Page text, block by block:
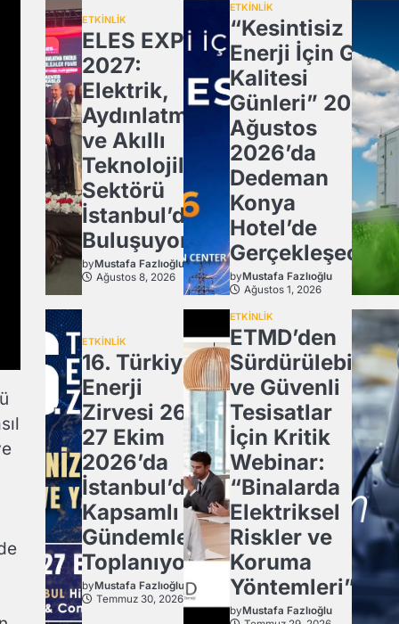
ETKİNLİK
ELES EXPO
2027:
Elektrik,
Aydınlatma
ve Akıllı
Teknolojiler
Sektörü
İstanbul’da
Buluşuyor!
byMustafa Fazlıoğlu
Ağustos 8, 2026
ETKİNLİK
“Kesintisiz
Enerji İçin Güç
Kalitesi
Günleri” 20
Ağustos
2026’da
Dedeman
Konya
Hotel’de
Gerçekleşecek
byMustafa Fazlıoğlu
Ağustos 1, 2026
ETKİNLİK
16. Türkiye
Enerji
Zirvesi 26-
27 Ekim
2026’da
İstanbul’da
Kapsamlı
Gündemle
Toplanıyor.
byMustafa Fazlıoğlu
Temmuz 30, 2026
ETKİNLİK
ETMD’den
Sürdürülebilir
ve Güvenli
Tesisatlar
İçin Kritik
Webinar:
“Binalarda
Elektriksel
Riskler ve
Koruma
Yöntemleri”
byMustafa Fazlıoğlu